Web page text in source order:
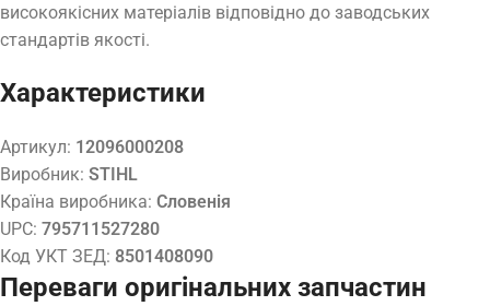
високоякісних матеріалів відповідно до заводських
стандартів якості.
Характеристики
Артикул: 12096000208
Виробник: STIHL
Країна виробника: Словенія
UPC: 795711527280
Код УКТ ЗЕД: 8501408090
Переваги оригінальних запчастин